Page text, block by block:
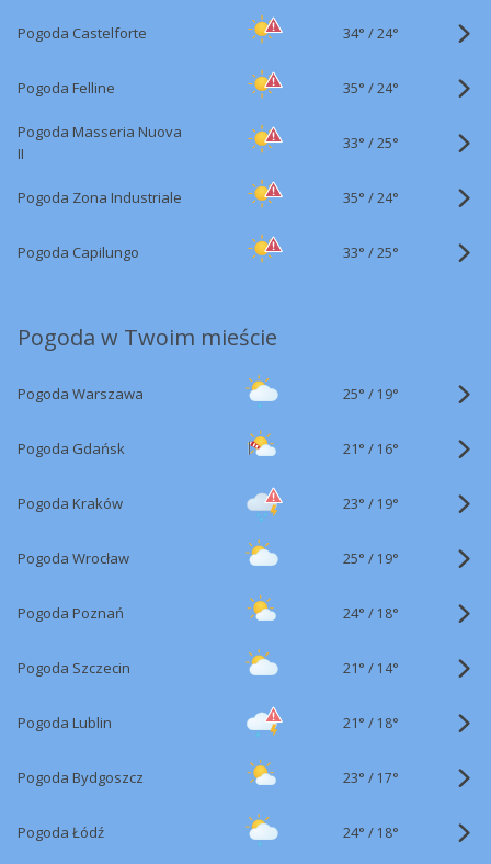
Pogoda Castelforte 34° /24°
Pogoda Felline 35° /24°
Pogoda Masseria Nuova
II
33° /25°
Pogoda Zona Industriale 35° /24°
Pogoda Capilungo 33° /25°
Pogoda w Twoim mieście
Pogoda Warszawa 25° / 19°
Pogoda Gdańsk 21° / 16°
Pogoda Kraków 23° / 19°
Pogoda Wrocław 25° / 19°
Pogoda Poznań 24° / 18°
Pogoda Szczecin 21° / 14°
Pogoda Lublin 21° / 18°
Pogoda Bydgoszcz 23° / 17°
Pogoda Łódź 24° / 18°